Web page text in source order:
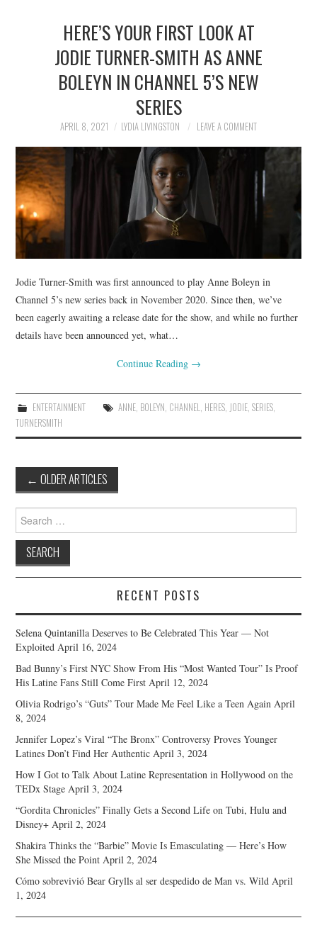
HERE’S YOUR FIRST LOOK AT
JODIE TURNER-SMITH AS ANNE
BOLEYN IN CHANNEL 5’S NEW
SERIES
APRIL 8, 2021 LYDIA LIVINGSTON LEAVE A COMMENT
Jodie Turner-Smith was first announced to play Anne Boleyn in
Channel 5’s new series back in November 2020. Since then, we’ve
been eagerly awaiting a release date for the show, and while no further
details have been announced yet, what…
Continue Reading →
ENTERTAINMENT ANNE, BOLEYN, CHANNEL, HERES, JODIE, SERIES,
TURNERSMITH
Post
navigation
← OLDER ARTICLES
Search
for:
RECENT POSTS
Selena Quintanilla Deserves to Be Celebrated This Year — Not
Exploited April 16, 2024
Bad Bunny’s First NYC Show From His “Most Wanted Tour” Is Proof
His Latine Fans Still Come First April 12, 2024
Olivia Rodrigo’s “Guts” Tour Made Me Feel Like a Teen Again April
8, 2024
Jennifer Lopez’s Viral “The Bronx” Controversy Proves Younger
Latines Don’t Find Her Authentic April 3, 2024
How I Got to Talk About Latine Representation in Hollywood on the
TEDx Stage April 3, 2024
“Gordita Chronicles” Finally Gets a Second Life on Tubi, Hulu and
Disney+ April 2, 2024
Shakira Thinks the “Barbie” Movie Is Emasculating — Here’s How
She Missed the Point April 2, 2024
Cómo sobrevivió Bear Grylls al ser despedido de Man vs. Wild April
1, 2024